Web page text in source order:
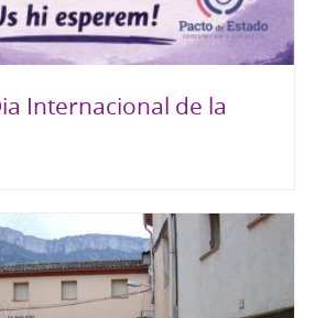
Internacional de la